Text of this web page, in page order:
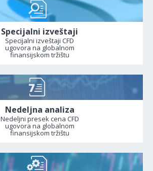
Specijalni izveštaji
Specijalni izveštaji CFD
ugovora na globalnom
finansijskom tržištu
Nedeljna analiza
Nedeljni presek cena CFD
ugovora na globalnom
finansijskom tržištu